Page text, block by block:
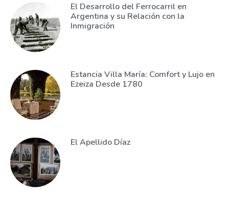
El Desarrollo del Ferrocarril en
Argentina y su Relación con la
Inmigración
Estancia Villa María: Comfort y Lujo en
Ezeiza Desde 1780
El Apellido Díaz